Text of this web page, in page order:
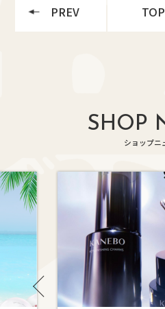
PREV TOP
SHOP
ショップニ